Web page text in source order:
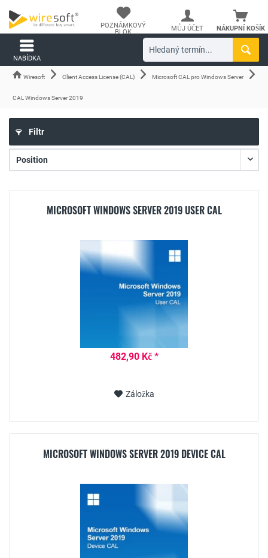
NÁKUPNÍ KOŠÍK
POZNÁMKOVÝ
BLOK
MŮJ ÚČET
NABÍDKA
Wiresoft Client Access License (CAL) Microsoft CAL pro Windows Server
CAL Windows Server 2019
Filtr
MICROSOFT WINDOWS SERVER 2019 USER CAL
482,90 Kč *
Záložka
MICROSOFT WINDOWS SERVER 2019 DEVICE CAL